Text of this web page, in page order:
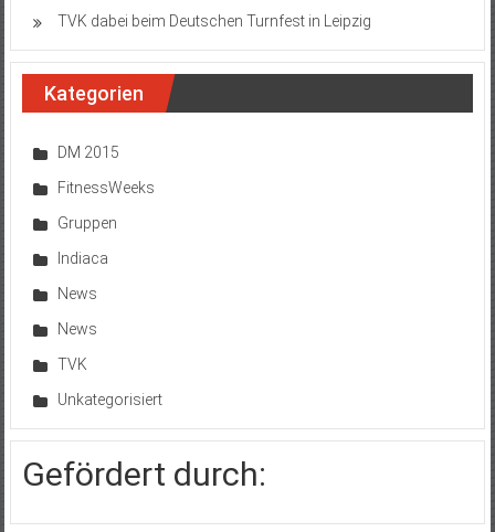
TVK dabei beim Deutschen Turnfest in Leipzig
Kategorien
DM 2015
FitnessWeeks
Gruppen
Indiaca
News
News
TVK
Unkategorisiert
Gefördert durch: